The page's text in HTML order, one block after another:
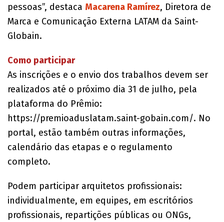
pessoas”, destaca Macarena Ramírez, Diretora de
Marca e Comunicação Externa LATAM da Saint-
Globain.
Como participar
As inscrições e o envio dos trabalhos devem ser
realizados até o próximo dia 31 de julho, pela
plataforma do Prêmio:
https://premioaduslatam.saint-gobain.com/. No
portal, estão também outras informações,
calendário das etapas e o regulamento
completo.
Podem participar arquitetos profissionais:
individualmente, em equipes, em escritórios
profissionais, repartições públicas ou ONGs,